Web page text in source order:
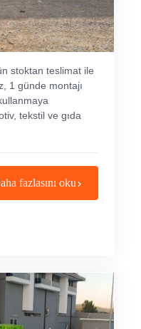
stoktan teslimat ile
1 günde montajı
tekstil ve gıda
fazlasını oku